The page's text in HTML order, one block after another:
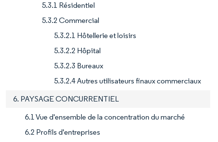
5.3.1 Résidentiel
5.3.2 Commercial
5.3.2.1 Hôtellerie et loisirs
5.3.2.2 Hôpital
5.3.2.3 Bureaux
5.3.2.4 Autres utilisateurs finaux commerciaux
6. PAYSAGE CONCURRENTIEL
6.1 Vue d'ensemble de la concentration du marché
6.2 Profils d'entreprises